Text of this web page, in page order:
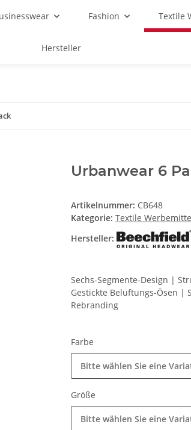
Fashion Textile
Hersteller
Urbanwear 6
Artikelnummer: CB648
Kategorie: Textile
Hersteller:
Sechs-Segmente-Design |
Gestickte Belüftungs-Ösen |
Rebranding
Farbe
Bitte wählen Sie eine
Größe
Bitte wählen Sie eine